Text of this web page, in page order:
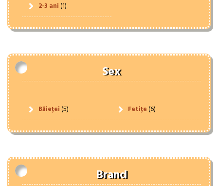
2-3 ani(1)
Sex
Băieței(5) Fetițe(6)
Brand